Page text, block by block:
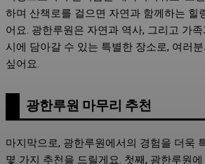
하며 산책로를 걸으면 자연과 함께하는 힐
어요. 광한루원은 자연과 역사, 그리고 가
시에 담아갈 수 있는 특별한 장소로, 여러
싶어요.
광한루원 마무리 추천
마지막으로, 광한루원에서의 경험을 더욱
몇 가지 추천을 드릴게요. 첫째, 광한루원